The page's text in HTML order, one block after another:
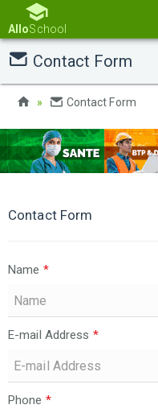
AlloSchool
Contact Form
Contact Form
Contact Form
Name *
E-mail Address *
Phone *